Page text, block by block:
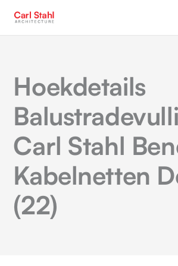
Hoekdetails
Carl Stahl
Kabelnetten
(22)